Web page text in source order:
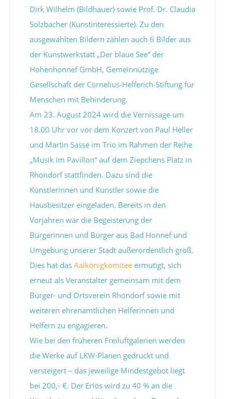
Dirk Wilhelm (Bildhauer) sowie Prof. Dr. Claudia
Solzbacher (Kunstinteressierte). Zu den
ausgewählten Bildern zählen auch 6 Bilder aus
der Kunstwerkstatt „Der blaue See“ der
Hohenhonnef GmbH, Gemeinnützige
Gesellschaft der Cornelius-Helferich-Stiftung für
Menschen mit Behinderung.
Am 23. August 2024 wird die Vernissage um
18.00 Uhr vor vor dem Konzert von Paul Heller
und Martin Sasse im Trio im Rahmen der Reihe
„Musik im Pavillon“ auf dem Ziepchens Platz in
Rhöndorf stattfinden. Dazu sind die
Künstlerinnen und Künstler sowie die
Hausbesitzer eingeladen. Bereits in den
Vorjahren war die Begeisterung der
Bürgerinnen und Bürger aus Bad Honnef und
Umgebung unserer Stadt außerordentlich groß.
Dies hat das Aalkönigkomitee ermutigt, sich
erneut als Veranstalter gemeinsam mit dem
Bürger- und Ortsverein Rhöndorf sowie mit
weiteren ehrenamtlichen Helferinnen und
Helfern zu engagieren.
Wie bei den früheren Freiluftgalerien werden
die Werke auf LKW-Planen gedruckt und
versteigert – das jeweilige Mindestgebot liegt
bei 200,- €. Der Erlös wird zu 40 % an die